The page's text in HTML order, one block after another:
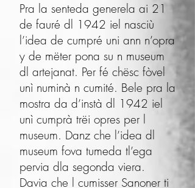
Pra la senteda generela ai 21
de fauré dl 1942 iel nasciù
l’idea de cumpré uni ann n’opra
y de mëter pona su n museum
dl artejanat. Per fé chësc fòvel
unì numinà n cumité. Bele pra la
mostra da d’instà dl 1942 iel
unì cumprà trëi opres per l
museum. Danz che l’idea dl
museum fova tumeda tl’ega
pervia dla se­gonda viera.
Davia che l cumisser Sanoner ti